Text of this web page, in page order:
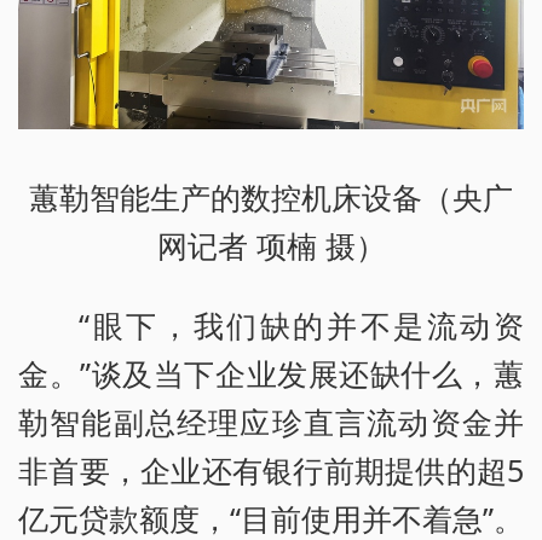
蕙勒智能生产的数控机床设备（央广
网记者 项楠 摄）
“眼下，我们缺的并不是流动资
金。”谈及当下企业发展还缺什么，蕙
勒智能副总经理应珍直言流动资金并
非首要，企业还有银行前期提供的超5
亿元贷款额度，“目前使用并不着急”。